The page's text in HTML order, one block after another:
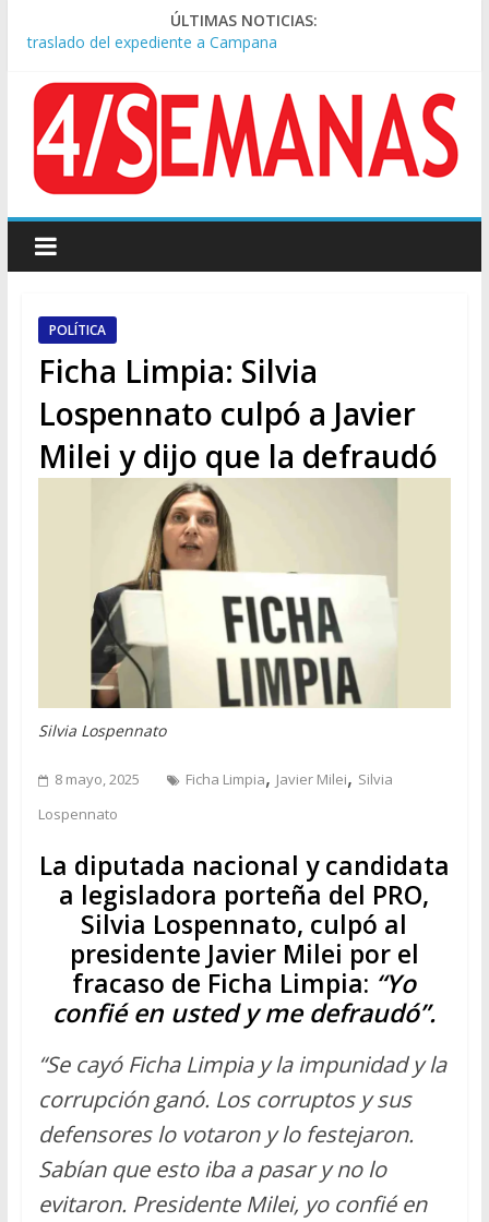
ÚLTIMAS NOTICIAS:
A pocas cuadras de La Bombonera chocaron un tren y un
Día de San Cayetano: masiva marcha a Plaza de Mayo de
sindicatos y organizaciones sociales
Pesar por la muerte de Leandro Rud, histórico representante
y conductor de TV
Tras la aprobación de la ley de propiedad privada, Bullrich
apuntó: “Vino un poco endiablada”
Causa AFA: el juez Amarante calificó de “ficción judicial” el
traslado del expediente a Campana
POLÍTICA
Ficha Limpia: Silvia
Lospennato culpó a Javier
Milei y dijo que la defraudó
Silvia Lospennato
8 mayo, 2025 Ficha Limpia, Javier Milei, Silvia
Lospennato
La diputada nacional y candidata
a legisladora porteña del PRO,
Silvia Lospennato, culpó al
presidente Javier Milei por el
fracaso de Ficha Limpia: “Yo
confié en usted y me defraudó”.
“Se cayó Ficha Limpia y la impunidad y la
corrupción ganó. Los corruptos y sus
defensores lo votaron y lo festejaron.
Sabían que esto iba a pasar y no lo
evitaron. Presidente Milei, yo confié en